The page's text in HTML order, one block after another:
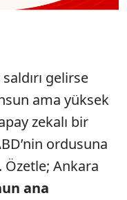
gelirse
ama yüksek
zekalı bir
ordusuna
Özetle; Ankara
ana